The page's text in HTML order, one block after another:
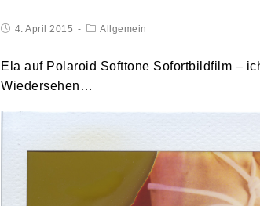
4. April 2015 Allgemein
Ela auf Polaroid Softtone Sofortbildfilm –
Wiedersehen…